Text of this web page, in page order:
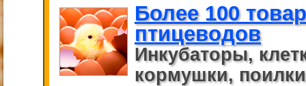
Более 100
птицеводов
Инкубаторы,
кормушки,